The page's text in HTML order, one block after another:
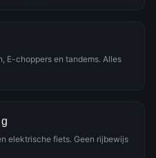
E-choppers en tandems. Alles
elektrische fiets. Geen rijbewijs